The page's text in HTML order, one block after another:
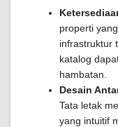
properti
infrastruktur
katalog
hambatan.
Desain
Tata letak
yang intuitif